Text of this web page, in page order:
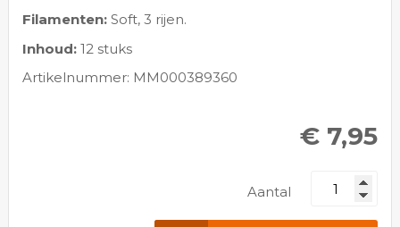
Filamenten:Soft, 3 rijen.
Inhoud:12 stuks
Artikelnummer: MM000389360
€ 7,95
Aantal